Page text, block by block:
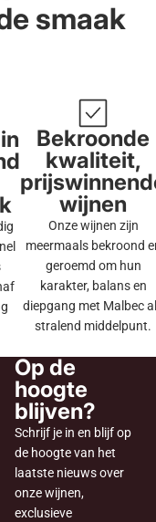
smaak
Bekroonde
kwaliteit,
wijnen
Onze wijnen zijn
meermaals bekroond
geroemd om hun
karakter, balans en
diepgang met Malbec
stralend middelpunt.
Op de
hoogte
blijven?
Schrijf je in en blijf op
de hoogte van het
laatste nieuws over
onze wijnen,
exclusieve